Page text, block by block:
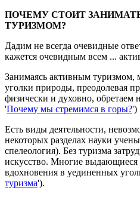
ПОЧЕМУ СТОИТ
ТУРИЗМОМ?
Дадим не всегда очевидные
кажется очевидным всем ...
Занимаясь активным
уголки природы, преодолевая
физически и духовно, обретаем
'Почему мы стремимся в горы?')
Есть виды деятельности,
некоторых разделах науки
спелеология). Без туризма
искусство. Многие выдающиеся
вдохновения в уединенных
туризма').